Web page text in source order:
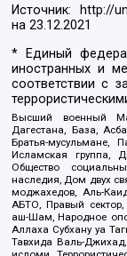
Источник: http://
на23.12.2021
* Единый
иностранных и
соответствии с
Высший военный
Дагестана, База,
Братья-мусульмане,
Исламская группа,
Общество
наследия, Дом двух
моджахедов, Аль-
АБТО, Правый сектор,
аш-Шам, Народное
Аллаха Субхану уа
Тавхида Валь-